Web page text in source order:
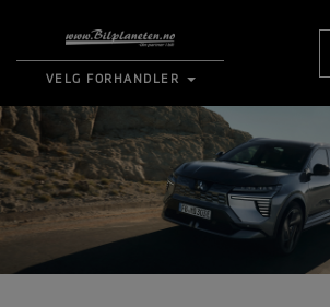
VELG FORHANDLER
BILER
KAMPANJER
VERKSTED
TIPS OG RÅD